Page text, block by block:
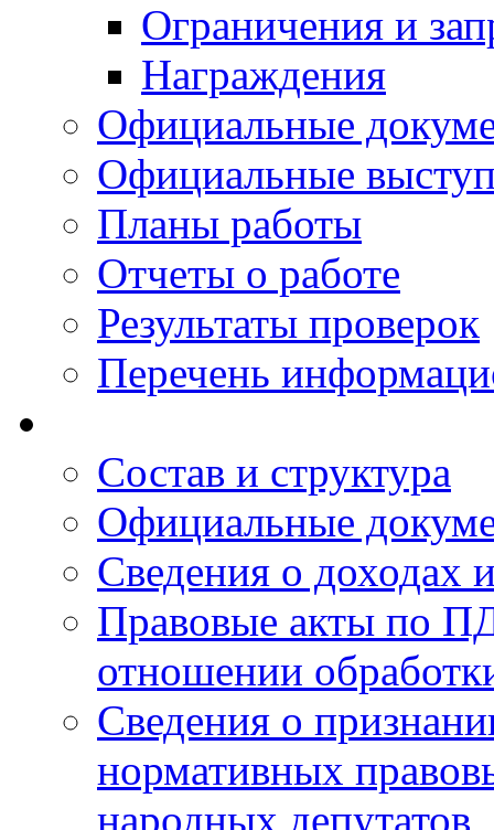
Ограничения и
Награждения
Официальные
Официальные
Планы работы
Отчеты о работе
Результаты проверок
Перечень
Состав и структура
Официальные
Сведения о доходах
Правовые акты по
отношении
Сведения о
нормативных
народных депутатов